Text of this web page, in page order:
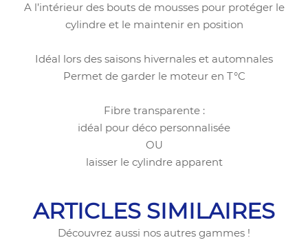
A l’intérieur des bouts de mousses pour protéger le
cylindre et le maintenir en position
Idéal lors des saisons hivernales et automnales
Permet de garder le moteur en T°C
Fibre transparente :
idéal pour déco personnalisée
OU
laisser le cylindre apparent
ARTICLES SIMILAIRES
Découvrez aussi nos autres gammes !